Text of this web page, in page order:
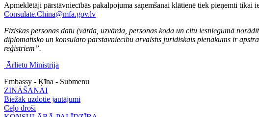
Apmeklētāji pārstāvniecībās pakalpojuma saņemšanai klātienē tiek pieņemti
Consulate.China@mfa.gov.lv
Fiziskas personas datu (vārda, uzvārda, personas koda un citu iesniegumā
diplomātisko un konsulāro pārstāvniecību ārvalstīs juridiskais pienākums ir
reģistriem”.
Ārlietu Ministrija
Embassy - Ķīna - Submenu
ZINĀŠANAI
Biežāk uzdotie jautājumi
Ceļo droši